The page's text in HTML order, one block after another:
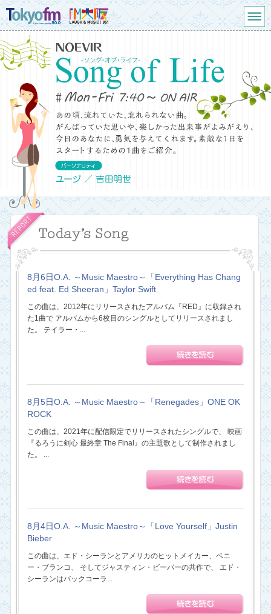
8月6日O.A. ～Music Maestro～「Everything Has Chang
ed feat. Ed Sheeran」Taylor Swift
この曲は、2012年にリリースされたアルバム『RED』に収録され
た1曲で アルバムから6枚目のシングルとしてリリースされまし
た。 テイラー・...
8月5日O.A. ～Music Maestro～「Renegades」ONE OK
ROCK
この曲は、2021年に配信限定でリリースされたシングルで、 映画
『るろうに剣心 最終章 The Final』の主題歌として制作されまし
た。 ...
8月4日O.A. ～Music Maestro～「Love Yourself」Justin
Bieber
この曲は、エド・シーランとアメリカのヒットメイカー、ベニ
ー・ブランコ、 そしてジャスティン・ビーバーの共作で、 エド・
シーランはバックコーラ...